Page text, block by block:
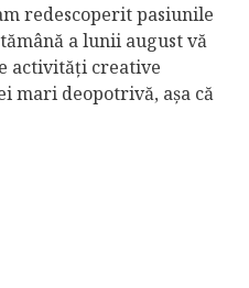
redescoperit pasiunile
a lunii august vă
activități creative
mari deopotrivă, așa că